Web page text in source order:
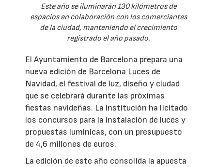
Este año se iluminarán 130 kilómetros de
espacios en colaboración con los comerciantes
de la ciudad, manteniendo el crecimiento
registrado el año pasado.
El Ayuntamiento de Barcelona prepara una
nueva edición de Barcelona Luces de
Navidad, el festival de luz, diseño y ciudad
que se celebrará durante las próximas
fiestas navideñas. La institución ha licitado
los concursos para la instalación de luces y
propuestas lumínicas, con un presupuesto
de 4,6 millones de euros.
La edición de este año consolida la apuesta